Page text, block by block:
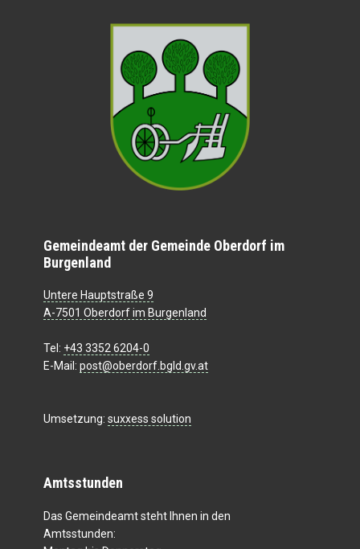
Gemeindeamt der Gemeinde Oberdorf im
Burgenland
Untere Hauptstraße 9
A-7501 Oberdorf im Burgenland
Tel: +43 3352 6204-0
E-Mail: post@oberdorf.bgld.gv.at
Umsetzung: suxxess solution
Amtsstunden
Das Gemeindeamt steht Ihnen in den
Amtsstunden: